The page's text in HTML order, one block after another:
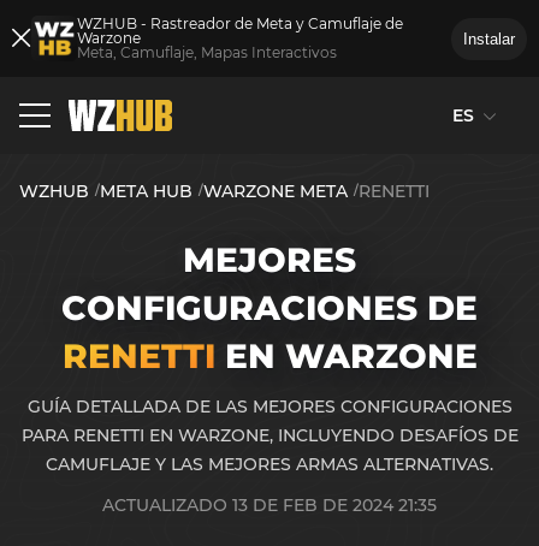
WZHUB - Rastreador de Meta y Camuflaje de
Warzone
Meta, Camuflaje, Mapas Interactivos
Instalar
ES
WZHUB META HUB WARZONE META RENETTI
MEJORES
CONFIGURACIONES DE
RENETTI EN WARZONE
GUÍA DETALLADA DE LAS MEJORES CONFIGURACIONES
PARA RENETTI EN WARZONE, INCLUYENDO DESAFÍOS DE
CAMUFLAJE Y LAS MEJORES ARMAS ALTERNATIVAS.
ACTUALIZADO 13 DE FEB DE 2024 21:35